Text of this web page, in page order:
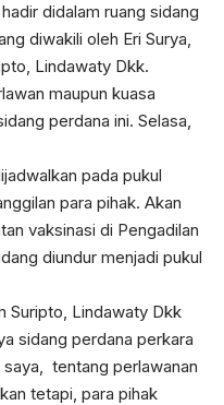
didalam ruang sidang
diwakili oleh Eri Surya,
Lindawaty Dkk.
maupun kuasa
perdana ini. Selasa,
pada pukul
para pihak. Akan
vaksinasi di Pengadilan
diundur menjadi pukul
Suripto, Lindawaty Dkk
sidang perdana perkara
tentang perlawanan
tetapi, para pihak